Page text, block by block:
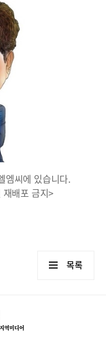
엠씨에 있습니다.
배포 금지>
목록